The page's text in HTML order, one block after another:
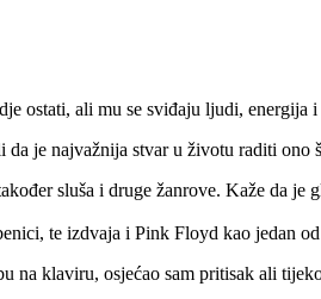
ostati, ali mu se sviđaju ljudi, energija
je najvažnija stvar u životu raditi ono
sluša i druge žanrove. Kaže da je
te izdvaja i Pink Floyd kao jedan
klaviru, osjećao sam pritisak ali